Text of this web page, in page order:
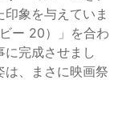
象を与えていま
ー 20）」を合わ
完成させまし
は、まさに映画祭